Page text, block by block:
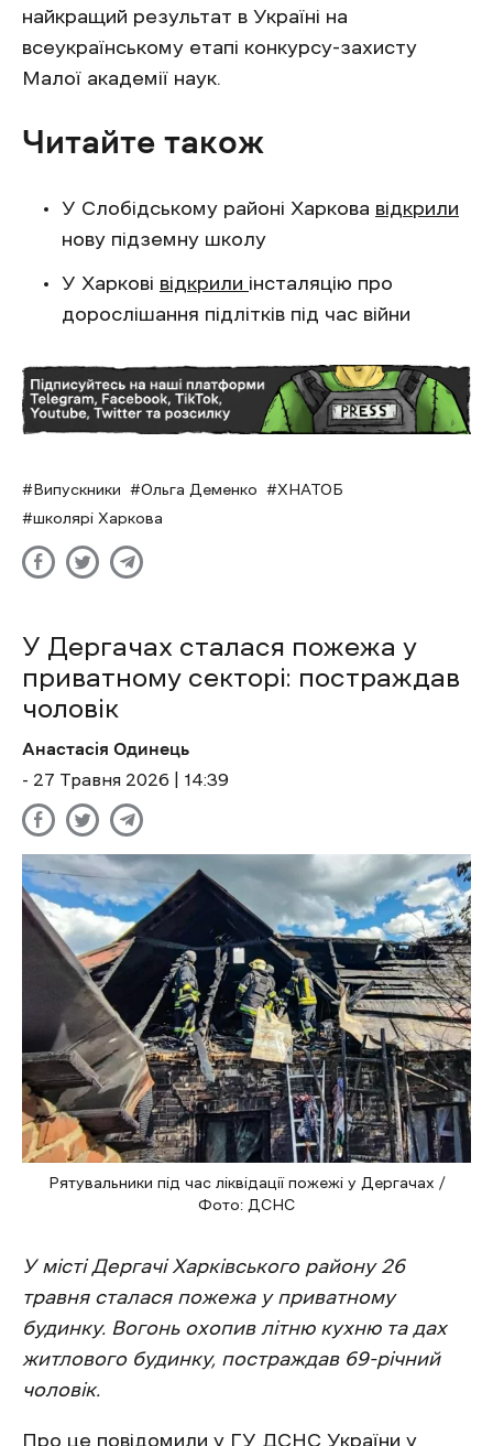
найкращий результат в Україні на
всеукраїнському етапі конкурсу-захисту
Малої академії наук.
Читайте також
У Слобідському районі Харкова відкрили
нову підземну школу
У Харкові відкрили інсталяцію про
дорослішання підлітків під час війни
Випускники Ольга Деменко
ХНАТОБ
школярі Харкова
У Дергачах сталася пожежа у
приватному секторі: постраждав
чоловік
Анастасія Одинець
- 27 Травня 2026 | 14:39
Рятувальники під час ліквідації пожежі у Дергачах /
Фото: ДСНС
У місті Дергачі Харківського району 26
травня сталася пожежа у приватному
будинку. Вогонь охопив літню кухню та дах
житлового будинку, постраждав 69-річний
чоловік.
Про це повідомили у ГУ ДСНС України у